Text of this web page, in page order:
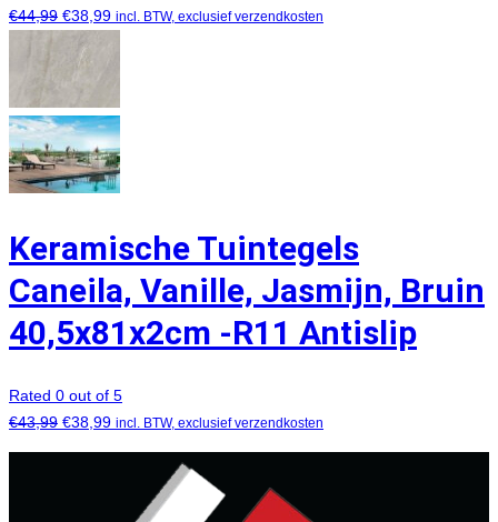
€44,99 €38,99 incl. BTW, exclusief verzendkosten
Keramische Tuintegels
Caneila, Vanille, Jasmijn, Bruin
40,5x81x2cm -R11 Antislip
Rated 0 out of 5
€43,99 €38,99 incl. BTW, exclusief verzendkosten